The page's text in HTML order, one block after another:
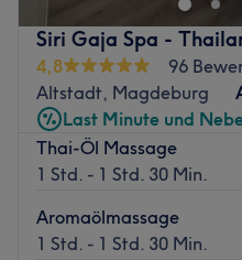
Wert auf gepflegte Hände
richtig.
Nächste öffentliche
Nur wenige Gehminuten
Haltestelle "Magdeburg,
Das Team:
Bei 91 -Nails & Lashes
engagiertes Team aus
Siri Gaja Spa -
4,8
96
Altstadt, Magdeburg
Last Minute und
Thai-Öl Massage
1 Std. - 1 Std. 30 Min.
Aromaölmassage
1 Std. - 1 Std. 30 Min.